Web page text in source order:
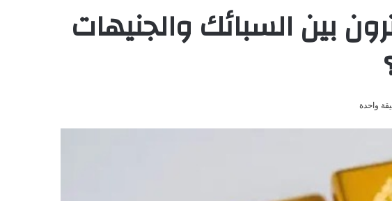
بين السبائك والجنيهات
واحدة